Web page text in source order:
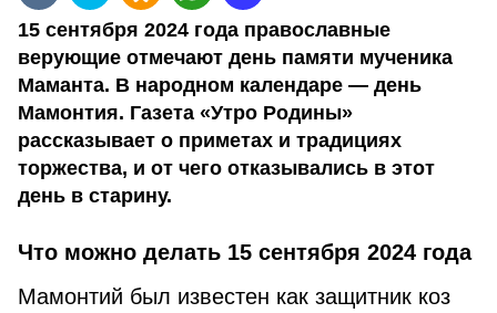
15 сентября 2024 года православные
верующие отмечают день памяти мученика
Маманта. В народном календаре — день
Мамонтия. Газета «Утро Родины»
рассказывает о приметах и традициях
торжества, и от чего отказывались в этот
день в старину.
Что можно делать 15 сентября 2024 года
Мамонтий был известен как защитник коз